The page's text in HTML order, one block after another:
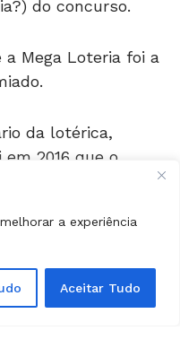
a experiência
Aceitar Tudo
2016 que o
frente ao
o ganhador da